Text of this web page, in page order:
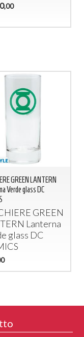
,00
GREEN LANTERN
Verde glass DC
GREEN
Lanterna
glass DC